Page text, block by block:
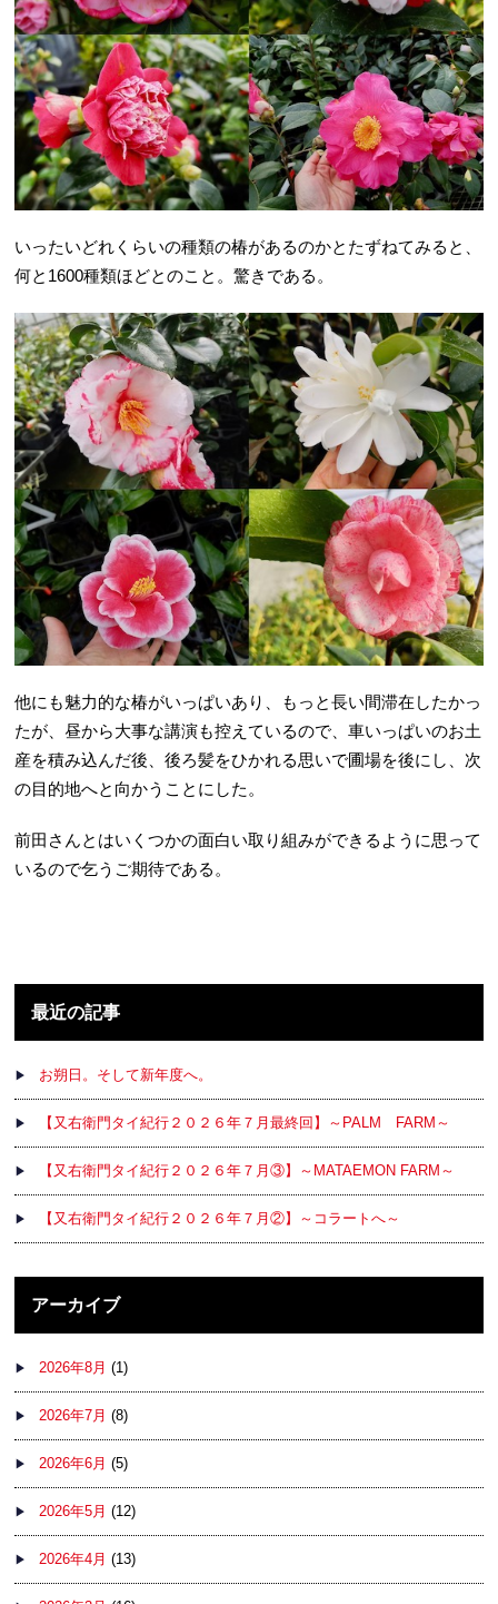
いったいどれくらいの種類の椿があるのかとたずねてみると、
何と1600種類ほどとのこと。驚きである。
他にも魅力的な椿がいっぱいあり、もっと長い間滞在したかっ
たが、昼から大事な講演も控えているので、車いっぱいのお土
産を積み込んだ後、後ろ髪をひかれる思いで圃場を後にし、次
の目的地へと向かうことにした。
前田さんとはいくつかの面白い取り組みができるように思って
いるので乞うご期待である。
最近の記事
お朔日。そして新年度へ。
【又右衛門タイ紀行２０２６年７月最終回】～PALM FARM～
【又右衛門タイ紀行２０２６年７月③】～MATAEMON FARM～
【又右衛門タイ紀行２０２６年７月②】～コラートへ～
アーカイブ
2026年8月 (1)
2026年7月 (8)
2026年6月 (5)
2026年5月 (12)
2026年4月 (13)